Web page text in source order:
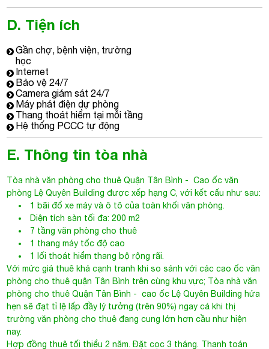
D. Tiện ích
Gần chợ, bệnh viện, trường
học
Internet
Bảo vệ 24/7
Camera giám sát 24/7
Máy phát điện dự phòng
Thang thoát hiểm tại mỗi tầng
Hệ thống PCCC tự động
E. Thông tin tòa nhà
Tòa nhà văn phòng cho thuê Quận Tân Bình - Cao ốc văn
phòng Lệ Quyên Building được xếp hạng C, với kết cấu như sau:
1 bãi đổ xe máy và ô tô của toàn khối văn phòng.
Diện tích sàn tối đa: 200 m2
7 tầng văn phòng cho thuê
1 thang máy tốc độ cao
1 lối thoát hiểm thang bộ rộng rãi.
Với mức giá thuê khá cạnh tranh khi so sánh với các cao ốc văn
phòng cho thuê quận Tân Bình trên cùng khu vực; Tòa nhà văn
phòng cho thuê Quận Tân Bình - cao ốc Lệ Quyên Building hứa
hẹn sẽ đạt tỉ lệ lấp đầy lý tưởng (trên 90%) ngay cả khi thị
trường văn phòng cho thuê đang cung lớn hơn cầu như hiện
nay.
Hợp đồng thuê tối thiểu 2 năm. Đặt cọc 3 tháng. Thanh toán